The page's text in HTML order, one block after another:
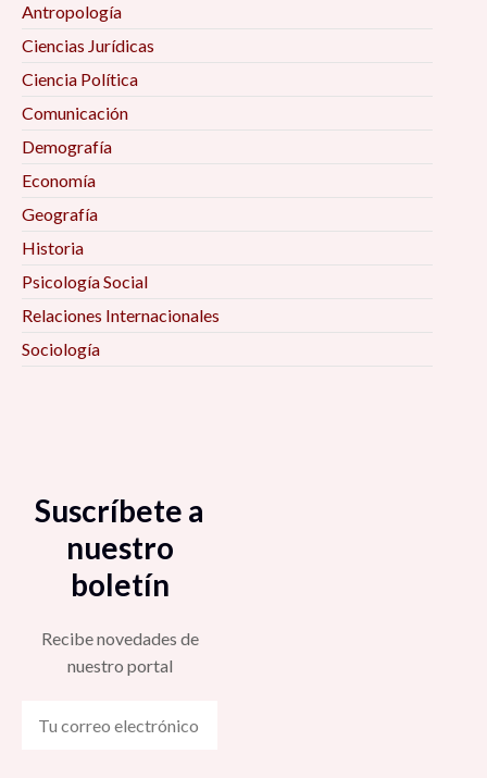
Antropología
Ciencias Jurídicas
Ciencia Política
Comunicación
Demografía
Economía
Geografía
Historia
Psicología Social
Relaciones Internacionales
Sociología
Suscríbete a
nuestro
boletín
Recibe novedades de
nuestro portal